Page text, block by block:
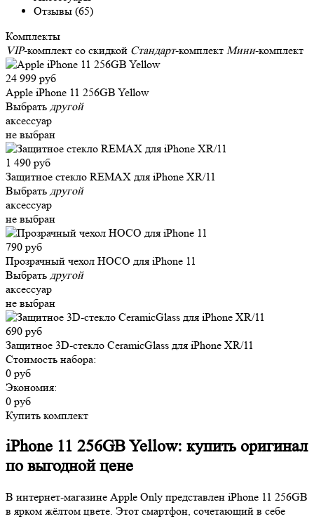
Отзывы (65)
Комплекты
VIP-комплект со скидкой Стандарт-комплект Мини-комплект
24 999 руб
Apple iPhone 11 256GB Yellow
Выбрать другой
аксессуар
не выбран
1 490 руб
Защитное стекло REMAX для iPhone XR/11
Выбрать другой
аксессуар
не выбран
790 руб
Прозрачный чехол HOCO для iPhone 11
Выбрать другой
аксессуар
не выбран
690 руб
Защитное 3D-стекло CeramicGlass для iPhone XR/11
Стоимость набора:
0 руб
Экономия:
0 руб
Купить комплект
iPhone 11 256GB Yellow: купить оригинал
по выгодной цене
В интернет-магазине Apple Only представлен iPhone 11 256GB
в ярком жёлтом цвете. Этот смартфон, сочетающий в себе